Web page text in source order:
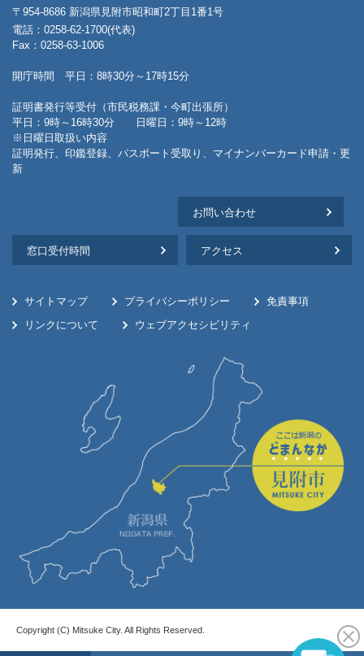
〒954-8686 新潟県見附市昭和町2丁目1番1号
電話：0258-62-1700(代表)
Fax：0258-63-1006
開庁時間 平日：8時30分～17時15分
証明書発行等受付（市民税務課・今町出張所）
平日：9時～16時30分 日曜日：9時～12時
※日曜日取扱い内容
証明発行、印鑑登録、パスポート受取り、マイナンバーカード申請・更
新
お問い合わせ
窓口受付時間 アクセス
サイトマップ プライバシーポリシー
免責事項
リンクについて
ウェブアクセシビリティ
Copyright (C) Mitsuke City. All Rights Reserved.